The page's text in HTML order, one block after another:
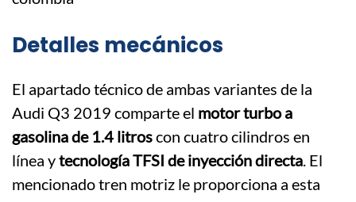
Detalles mecánicos
El apartado técnico de ambas variantes de la
Audi Q3 2019 comparte el motor turbo a
gasolina de 1.4 litroscon cuatro cilindros en
línea ytecnología TFSI de inyección directa. El
mencionado tren motriz le proporciona a esta